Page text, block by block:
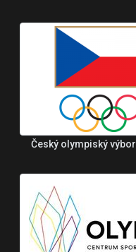
Český olympiský výbor